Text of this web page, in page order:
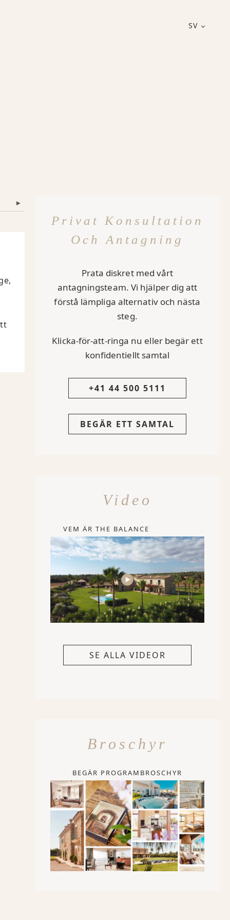
SV
▾
Privat Konsultation
Och Antagning
Prata diskret med vårt
antagningsteam. Vi hjälper dig att
förstå lämpliga alternativ och nästa
steg.
Klicka-för-att-ringa nu eller begär ett
konfidentiellt samtal
+41 44 500 5111
BEGÄR ETT SAMTAL
Video
VEM ÄR THE BALANCE
SE ALLA VIDEOR
Broschyr
BEGÄR PROGRAMBROSCHYR